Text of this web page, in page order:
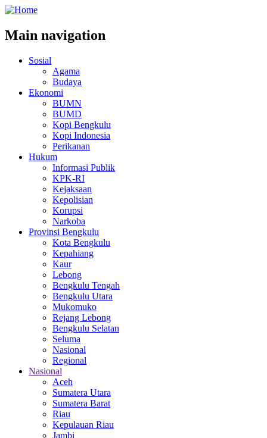
Main navigation
Sosial
Agama
Budaya
Ekonomi
BUMN
BUMD
Kopi Bengkulu
Kopi Indonesia
Perikanan
Hukum
Informasi Publik
KPK-RI
Kejaksaan
Kepolisian
Korupsi
Narkoba
Provinsi Bengkulu
Kota Bengkulu
Kepahiang
Kaur
Lebong
Bengkulu Tengah
Bengkulu Utara
Mukomuko
Rejang Lebong
Bengkulu Selatan
Seluma
Nasional
Regional
Nasional
Aceh
Sumatera Utara
Sumatera Barat
Riau
Kepulauan Riau
Jambi